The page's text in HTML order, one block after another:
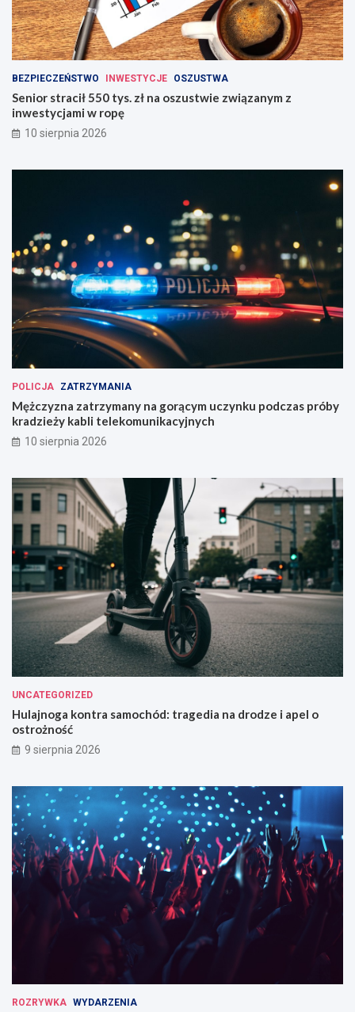
BEZPIECZEŃSTWO INWESTYCJE OSZUSTWA
Senior stracił 550 tys. zł na oszustwie związanym z
inwestycjami w ropę
10 sierpnia 2026
POLICJA ZATRZYMANIA
Mężczyzna zatrzymany na gorącym uczynku podczas próby
kradzieży kabli telekomunikacyjnych
10 sierpnia 2026
UNCATEGORIZED
Hulajnoga kontra samochód: tragedia na drodze i apel o
ostrożność
9 sierpnia 2026
ROZRYWKA WYDARZENIA